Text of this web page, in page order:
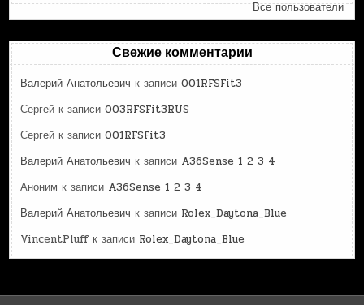
Все пользователи
Свежие комментарии
Валерий Анатольевич к записи001RFSFit3
Сергей к записи003RFSFit3RUS
Сергей к записи001RFSFit3
Валерий Анатольевич к записи A36Sense 1 2 3 4
Аноним к записи A36Sense 1 2 3 4
Валерий Анатольевич к записи Rolex_Daytona_Blue
VincentPluffк записи Rolex_Daytona_Blue